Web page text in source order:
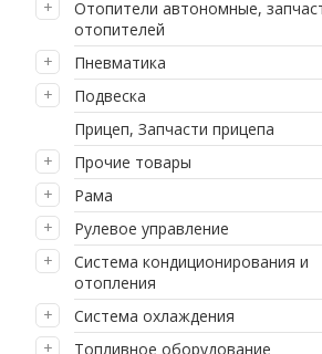
Отопители автономные,
отопителей
Пневматика
Подвеска
Прицеп, Запчасти прицепа
Прочие товары
Рама
Рулевое управление
Система кондиционирования и
отопления
Система охлаждения
Топливное оборудование